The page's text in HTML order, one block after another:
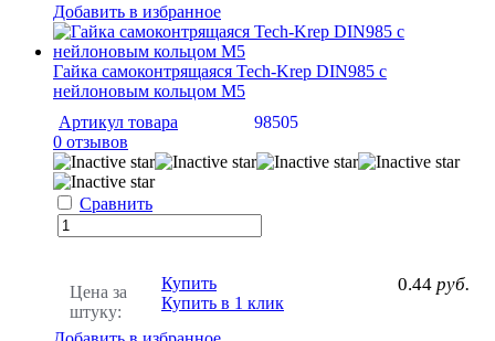
Добавить в избранное
Гайка самоконтрящаяся Tech-Krep DIN985 c
нейлоновым кольцом М5
Артикул товара
98505
0 отзывов
Сравнить
Цена за
штуку:
0.44 руб.
Купить
Купить в 1 клик